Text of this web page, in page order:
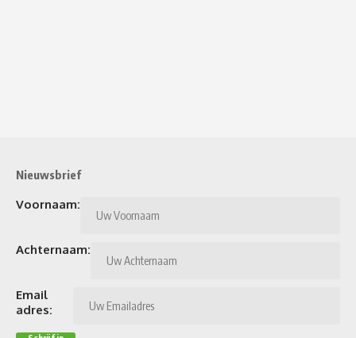
Nieuwsbrief
Voornaam:
Achternaam:
Email
adres: